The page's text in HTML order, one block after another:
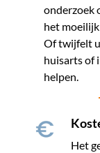
onderzoek
het
Of twijfelt
huisarts of
helpen.
Het